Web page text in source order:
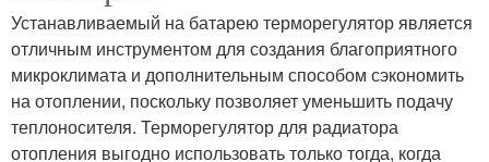
Устанавливаемый на батарею терморегулятор является
отличным инструментом для создания благоприятного
микроклимата и дополнительным способом сэкономить
на отоплении, поскольку позволяет уменьшить подачу
теплоносителя. Терморегулятор для радиатора
отопления выгодно использовать только тогда, когда